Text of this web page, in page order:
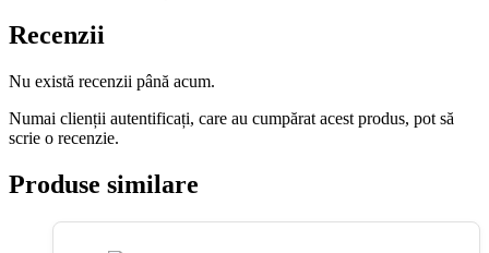
Recenzii
Nu există recenzii până acum.
Numai clienții autentificați, care au cumpărat acest produs, pot să
scrie o recenzie.
Produse similare